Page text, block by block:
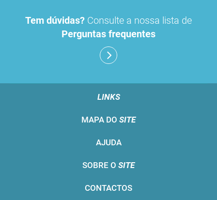
Tem dúvidas? Consulte a nossa lista de
Perguntas frequentes
LINKS
MAPA DO SITE
AJUDA
SOBRE O SITE
CONTACTOS